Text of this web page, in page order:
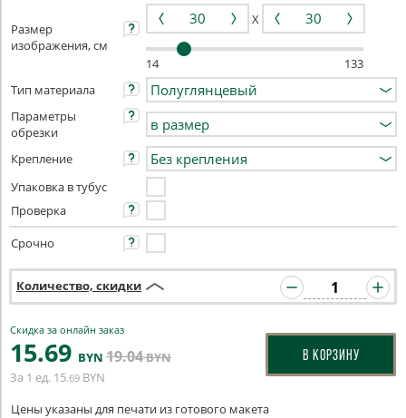
Размер
изображения, см
X
14
133
Тип материала
Параметры
обрезки
Крепление
Упаковка в тубус
Проверка
Срочно
Количество, скидки
Скидка за онлайн заказ
15.69 BYN 19.04BYN
За 1 ед. 15.69 BYN
В КОРЗИНУ
Цены указаны для печати из готового макета